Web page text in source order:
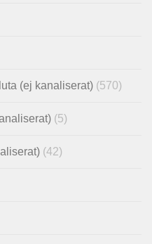
(ej kanaliserat) (570)
(5)
(42)